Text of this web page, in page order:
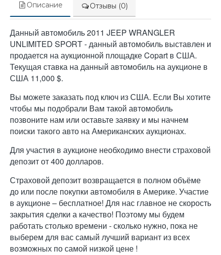
Описание Отзывы (0)
Данный автомобиль 2011 JEEP WRANGLER
UNLIMITED SPORT - данный автомобиль выставлен и
продается на аукционной площадке Copart в США.
Текущая ставка на данный автомобиль на аукционе в
США 11,000 $.
Вы можете заказать под ключ из США. Если Вы хотите
чтобы мы подобрали Вам такой автомобиль
позвоните нам или оставьте заявку и мы начнем
поиски такого авто на Американских аукционах.
Для участия в аукционе необходимо внести страховой
депозит от 400 долларов.
Страховой депозит возвращается в полном объёме
до или после покупки автомобиля в Америке. Участие
в аукционе – бесплатное! Для нас главное не скорость
закрытия сделки а качество! Поэтому мы будем
работать столько времени - сколько нужно, пока не
выберем для вас самый лучший вариант из всех
возможных по самой низкой цене !